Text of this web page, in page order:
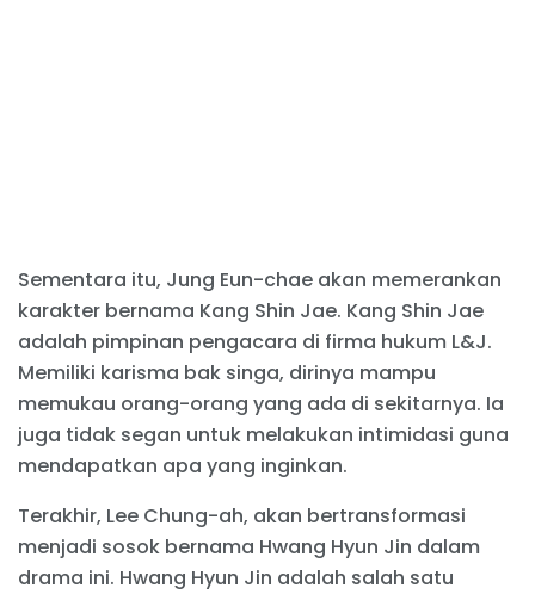
Sementara itu, Jung Eun-chae akan memerankan
karakter bernama Kang Shin Jae. Kang Shin Jae
adalah pimpinan pengacara di firma hukum L&J.
Memiliki karisma bak singa, dirinya mampu
memukau orang-orang yang ada di sekitarnya. Ia
juga tidak segan untuk melakukan intimidasi guna
mendapatkan apa yang inginkan.
Terakhir, Lee Chung-ah, akan bertransformasi
menjadi sosok bernama Hwang Hyun Jin dalam
drama ini. Hwang Hyun Jin adalah salah satu